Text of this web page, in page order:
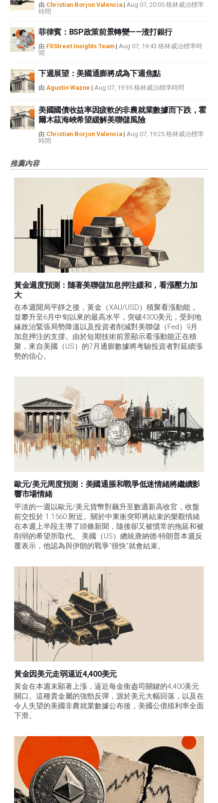
由 Christian Borjon Valencia | Aug 07, 20:05 格林威治標準
時間
菲律賓：BSP政策前景轉變——渣打銀行
由 FXStreet Insights Team | Aug 07, 19:43 格林威治標準時
間
下週展望：美國通膨將成為下週焦點
由 Agustin Wazne | Aug 07, 19:35 格林威治標準時間
美國國債收益率因疲軟的非農就業數據而下跌，霍
爾木茲海峽希望緩解美聯儲風險
由 Christian Borjon Valencia | Aug 07, 19:25 格林威治標準
時間
推薦內容
黃金週度預測：隨著美聯儲加息押注緩和，看漲壓力加
大
在本週開局平靜之後，黃金（XAU/USD）積聚看漲動能，
並攀升至6月中旬以來的最高水平，突破4300美元，受到地
緣政治緊張局勢降溫以及投資者削減對美聯儲（Fed）9月
加息押注的支撐。由於短期技術前景顯示看漲動能正在積
聚，來自美國（US）的7月通膨數據將考驗投資者對延續漲
勢的信心。
歐元/美元周度預測：美國通脹和戰爭低迷情緒將繼續影
響市場情緒
平淡的一週以歐元/美元貨幣對飆升至數週新高收官，收盤
前交投於 1.1560 附近。關於中東衝突即將結束的樂觀情緒
在本週上半段主導了頭條新聞，隨後卻又被慣常的拖延和被
削弱的希望所取代。 美國（US）總統唐納德-特朗普本週反
覆表示，他認為與伊朗的戰爭"很快"就會結束。
黃金因美元走弱逼近4,400美元
黃金在本週末顯著上漲，逼近每金衡盎司關鍵的4,400美元
關口。這種貴金屬的強勁反彈，源於美元大幅回落，以及在
令人失望的美國非農就業數據公布後，美國公債殖利率全面
下滑。